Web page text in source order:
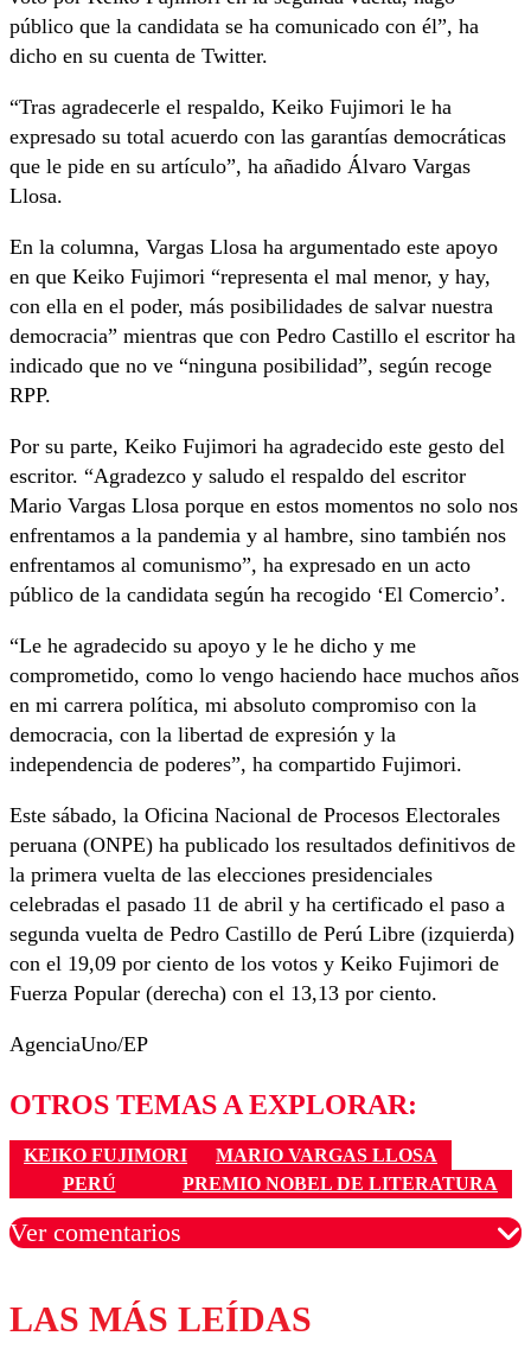
público que la candidata se ha comunicado con él”, ha
dicho en su cuenta de Twitter.
“Tras agradecerle el respaldo, Keiko Fujimori le ha
expresado su total acuerdo con las garantías democráticas
que le pide en su artículo”, ha añadido Álvaro Vargas
Llosa.
En la columna, Vargas Llosa ha argumentado este apoyo
en que Keiko Fujimori “representa el mal menor, y hay,
con ella en el poder, más posibilidades de salvar nuestra
democracia” mientras que con Pedro Castillo el escritor ha
indicado que no ve “ninguna posibilidad”, según recoge
RPP.
Por su parte, Keiko Fujimori ha agradecido este gesto del
escritor. “Agradezco y saludo el respaldo del escritor
Mario Vargas Llosa porque en estos momentos no solo nos
enfrentamos a la pandemia y al hambre, sino también nos
enfrentamos al comunismo”, ha expresado en un acto
público de la candidata según ha recogido ‘El Comercio’.
“Le he agradecido su apoyo y le he dicho y me
comprometido, como lo vengo haciendo hace muchos años
en mi carrera política, mi absoluto compromiso con la
democracia, con la libertad de expresión y la
independencia de poderes”, ha compartido Fujimori.
Este sábado, la Oficina Nacional de Procesos Electorales
peruana (ONPE) ha publicado los resultados definitivos de
la primera vuelta de las elecciones presidenciales
celebradas el pasado 11 de abril y ha certificado el paso a
segunda vuelta de Pedro Castillo de Perú Libre (izquierda)
con el 19,09 por ciento de los votos y Keiko Fujimori de
Fuerza Popular (derecha) con el 13,13 por ciento.
AgenciaUno/EP
OTROS TEMAS A EXPLORAR:
KEIKO FUJIMORI
MARIO VARGAS LLOSA
PERÚ
PREMIO NOBEL DE LITERATURA
Ver comentarios
Los comentarios son moderados para garantizar un
diálogo respetuoso.
LAS MÁS LEÍDAS